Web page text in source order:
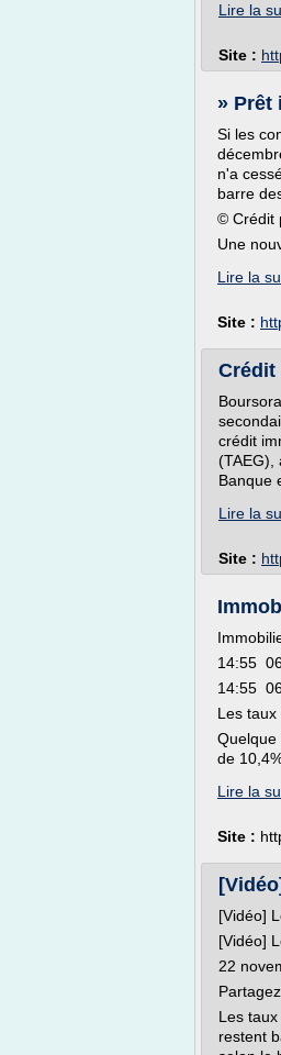
Lire la
Site :
» Prêt
Si les
n'a
barre
© Crédit
Une
Lire la
Site :
Crédit
crédit
(TAEG),
Banque
Lire la
Site :
14:55
14:55
Les
Quelque
de
Lire la
Site :
[Vidéo]
[Vidéo]
22
Partagez
Les
restent